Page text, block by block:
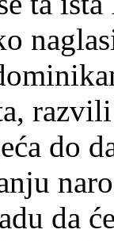
do
da